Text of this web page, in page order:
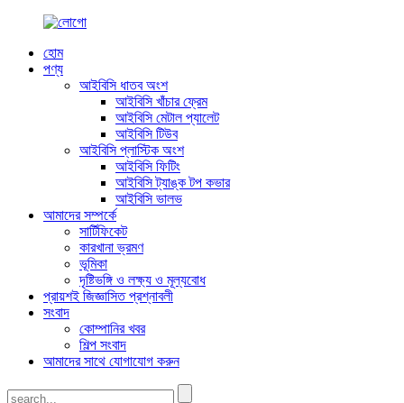
হোম
পণ্য
আইবিসি ধাতব অংশ
আইবিসি খাঁচার ফ্রেম
আইবিসি মেটাল প্যালেট
আইবিসি টিউব
আইবিসি প্লাস্টিক অংশ
আইবিসি ফিটিং
আইবিসি ট্যাঙ্ক টপ কভার
আইবিসি ভালভ
আমাদের সম্পর্কে
সার্টিফিকেট
কারখানা ভ্রমণ
ভূমিকা
দৃষ্টিভঙ্গি ও লক্ষ্য ও মূল্যবোধ
প্রায়শই জিজ্ঞাসিত প্রশ্নাবলী
সংবাদ
কোম্পানির খবর
শিল্প সংবাদ
আমাদের সাথে যোগাযোগ করুন